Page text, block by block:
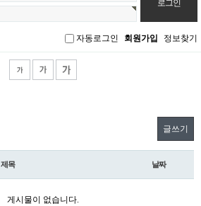
자동로그인 회원가입 정보찾기
글쓰기
제목 날짜
게시물이 없습니다.